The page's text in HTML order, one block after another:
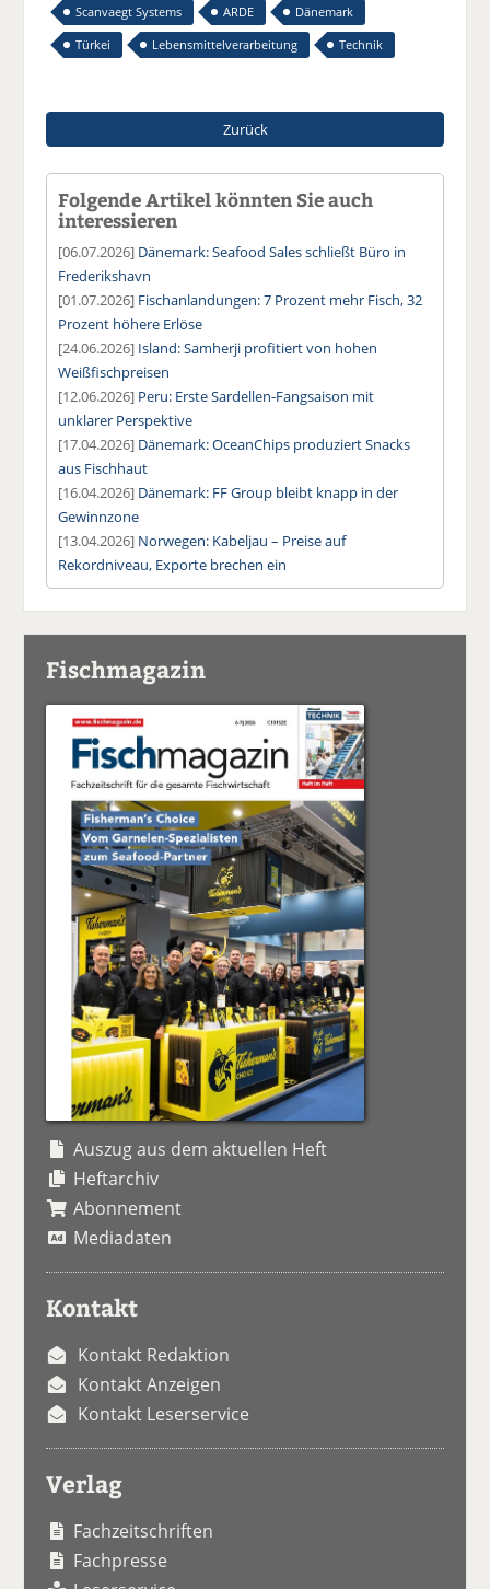
Scanvaegt Systems ARDE
Dänemark
Türkei
Lebensmittelverarbeitung Technik
Zurück
Folgende Artikel könnten Sie auch
interessieren
[06.07.2026] Dänemark: Seafood Sales schließt Büro in
Frederikshavn
[01.07.2026] Fischanlandungen: 7 Prozent mehr Fisch, 32
Prozent höhere Erlöse
[24.06.2026] Island: Samherji profitiert von hohen
Weißfischpreisen
[12.06.2026] Peru: Erste Sardellen-Fangsaison mit
unklarer Perspektive
[17.04.2026] Dänemark: OceanChips produziert Snacks
aus Fischhaut
[16.04.2026] Dänemark: FF Group bleibt knapp in der
Gewinnzone
[13.04.2026] Norwegen: Kabeljau – Preise auf
Rekordniveau, Exporte brechen ein
Fischmagazin
Auszug aus dem aktuellen Heft
Heftarchiv
Abonnement
Mediadaten
Kontakt
Kontakt Redaktion
Kontakt Anzeigen
Kontakt Leserservice
Verlag
Fachzeitschriften
Fachpresse